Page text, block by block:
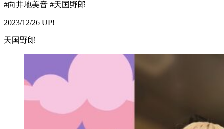
#向井地美音 #天国野郎
2023/12/26 UP!
天国野郎